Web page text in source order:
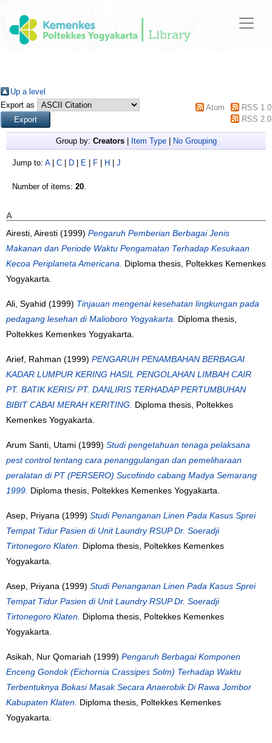
Up a level
Export as
Atom
RSS 1.0
RSS 2.0
Group by: Creators| Item Type| No Grouping
Jump to: A| C D E F H J
Number of items: 20.
A
Airesti, Airesti (1999) Pengaruh Pemberian Berbagai Jenis
Makanan dan Periode Waktu Pengamatan Terhadap Kesukaan
Kecoa Periplaneta Americana. Diploma thesis, Poltekkes Kemenkes
Yogyakarta.
Ali, Syahid (1999) Tinjauan mengenai kesehatan lingkungan pada
pedagang lesehan di Malioboro Yogyakarta. Diploma thesis,
Poltekkes Kemenkes Yogyakarta.
Arief, Rahman (1999) PENGARUH PENAMBAHAN BERBAGAI
KADAR LUMPUR KERING HASIL PENGOLAHAN LIMBAH CAIR
PT. BATIK KERIS/ PT. DANLIRIS TERHADAP PERTUMBUHAN
BIBIT CABAI MERAH KERITING. Diploma thesis, Poltekkes
Kemenkes Yogyakarta.
Arum Santi, Utami (1999) Studi pengetahuan tenaga pelaksana
pest control tentang cara penanggulangan dan pemeliharaan
peralatan di PT (PERSERO) Sucofindo cabang Madya Semarang
1999. Diploma thesis, Poltekkes Kemenkes Yogyakarta.
Asep, Priyana (1999) Studi Penanganan Linen Pada Kasus Sprei
Tempat Tidur Pasien di Unit Laundry RSUP Dr. Soeradji
Tirtonegoro Klaten. Diploma thesis, Poltekkes Kemenkes
Yogyakarta.
Asep, Priyana (1999) Studi Penanganan Linen Pada Kasus Sprei
Tempat Tidur Pasien di Unit Laundry RSUP Dr. Soeradji
Tirtonegoro Klaten. Diploma thesis, Poltekkes Kemenkes
Yogyakarta.
Asikah, Nur Qomariah (1999) Pengaruh Berbagai Komponen
Enceng Gondok (Eichornia Crassipes Solm) Terhadap Waktu
Terbentuknya Bokasi Masak Secara Anaerobik Di Rawa Jombor
Kabupaten Klaten. Diploma thesis, Poltekkes Kemenkes
Yogyakarta.